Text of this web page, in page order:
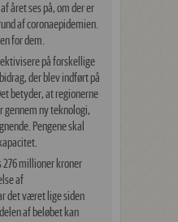
året ses på, om der er
af coronaepidemien.
for dem.
på forskellige
der blev indført på
betyder, at regionerne
gennem ny teknologi,
Pengene skal
276 millioner kroner
af
det været lige siden
af beløbet kan